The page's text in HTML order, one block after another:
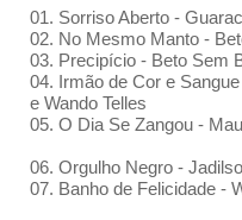
01. Sorriso Aberto -
02. No Mesmo Manto -
03. Precipício - Beto Sem
04. Irmão de Cor e
e Wando Telles
05. O Dia Se Zangou -
06. Orgulho Negro -
07. Banho de Felicidade -